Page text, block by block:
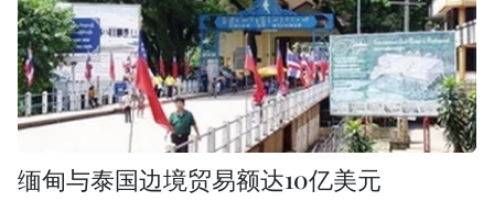
缅甸与泰国边境贸易额达10亿美元